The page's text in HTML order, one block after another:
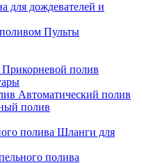
для дождевателей и
Пульты
Прикорневой полив
Автоматический полив
полив
Шланги для